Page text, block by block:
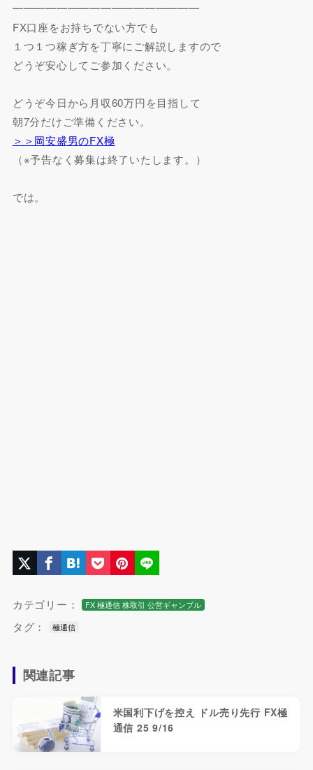
━━━━━━━━━━━━━━━━━
FX口座をお持ちでない方でも
１つ１つ稼ぎ方を丁寧にご解説しますので
どうぞ安心してご参加ください。
どうぞ今日から月収60万円を目指して
朝7分だけご準備ください。
＞＞岡安盛男のFX極
（※予告なく募集は終了いたします。）
では。
カテゴリー： FX 極通信 株取引 公営ギャンブル
タグ： 極通信
関連記事
米国利下げを控え ドル売り先行 FX極
通信 25 9/16